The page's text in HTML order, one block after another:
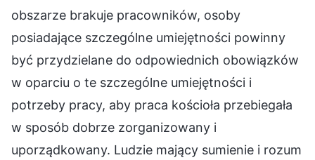
obszarze brakuje pracowników, osoby
posiadające szczególne umiejętności powinny
być przydzielane do odpowiednich obowiązków
w oparciu o te szczególne umiejętności i
potrzeby pracy, aby praca kościoła przebiegała
w sposób dobrze zorganizowany i
uporządkowany. Ludzie mający sumienie i rozum